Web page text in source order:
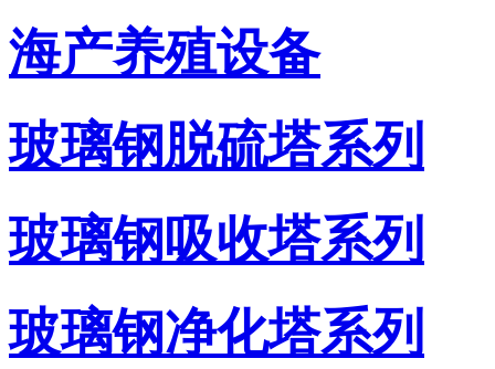
海产养殖设备
玻璃钢脱硫塔系列
玻璃钢吸收塔系列
玻璃钢净化塔系列